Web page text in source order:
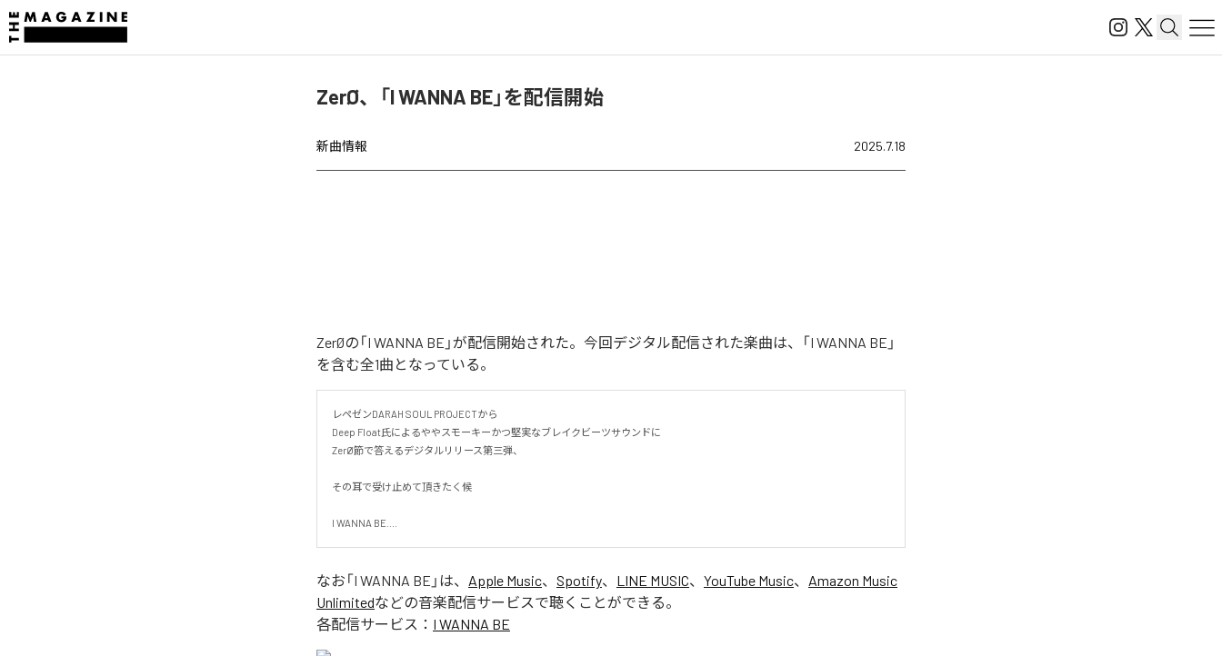
ZerØ、「I WANNA BE」を配信開始
新曲情報 2025.7.18
ZerØの「I WANNA BE」が配信開始された。今回デジタル配信された楽曲は、「I WANNA BE」
を含む全1曲となっている。
レペゼンDARAH SOUL PROJECTから
Deep Float氏によるややスモーキーかつ堅実なブレイクビーツサウンドに
ZerØ節で答えるデジタルリリース第三弾、
その耳で受け止めて頂きたく候
I WANNA BE....
なお「I WANNA BE 」は、 Apple Music、 Spotify、 LINE MUSIC、 YouTube Music、 Amazon Music
Unlimitedなどの音楽配信サービスで聴くことができる。
各配信サービス： I WANNA BE